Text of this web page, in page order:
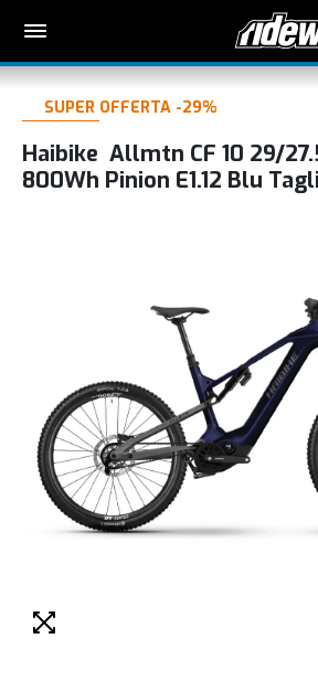
SUPER OFFERTA -29%
Haibike Allmtn CF 10 29/
800Wh Pinion E1.12 Blu